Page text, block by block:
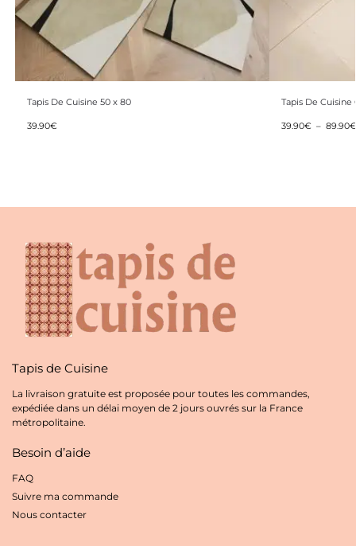
Tapis De Cuisine 50 x 80
39.90€
Tapis De Cuisine
39.90€ – 89.90€
Tapis de Cuisine
La livraison gratuite est proposée pour toutes les commandes,
expédiée dans un délai moyen de 2 jours ouvrés sur la France
métropolitaine.
Besoin d’aide
FAQ
Suivre ma commande
Nous contacter